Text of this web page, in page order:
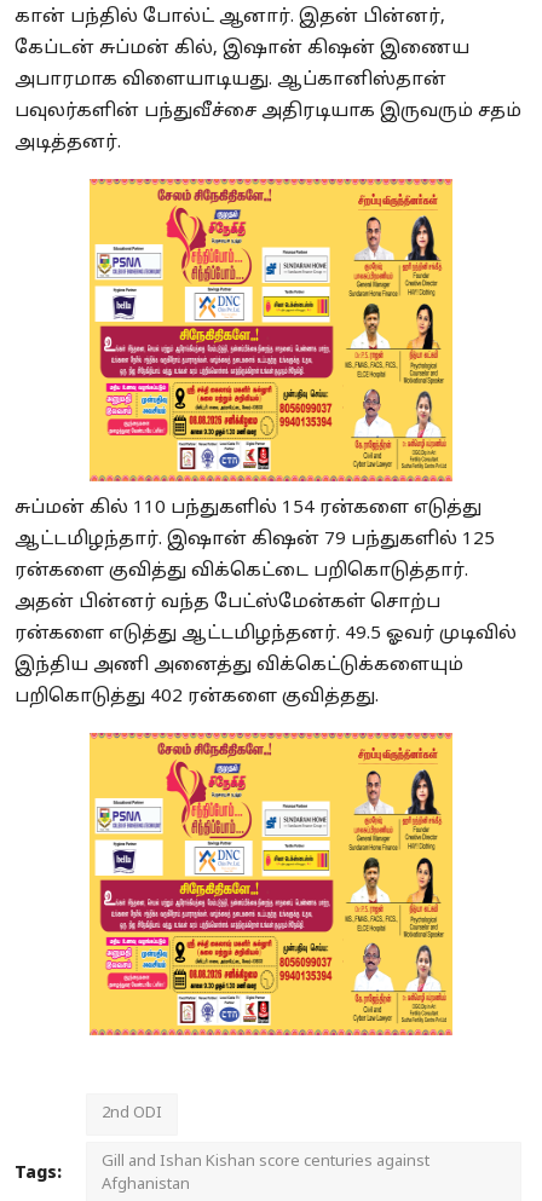
கான் பந்தில் போல்ட் ஆனார். இதன் பின்னர்,
கேப்டன் சுப்மன் கில், இஷான் கிஷன் இணைய
அபாரமாக விளையாடியது. ஆப்கானிஸ்தான்
பவுலர்களின் பந்துவீச்சை அதிரடியாக இருவரும் சதம்
அடித்தனர்.
சுப்மன் கில் 110 பந்துகளில் 154 ரன்களை எடுத்து
ஆட்டமிழந்தார். இஷான் கிஷன் 79 பந்துகளில் 125
ரன்களை குவித்து விக்கெட்டை பறிகொடுத்தார்.
அதன் பின்னர் வந்த பேட்ஸ்மேன்கள் சொற்ப
ரன்களை எடுத்து ஆட்டமிழந்தனர். 49.5 ஓவர் முடிவில்
இந்திய அணி அனைத்து விக்கெட்டுக்களையும்
பறிகொடுத்து 402 ரன்களை குவித்தது.
Tags:
2nd ODI
Gill and Ishan Kishan score centuries against
Afghanistan